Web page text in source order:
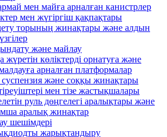
мен майға арналған канистрлер
мен жүгіргіш қақпақтары
торының жинақтары және алдын
және майлау
жүретін көліктерді орнатуға және
арналған платформалар
және соққы жинақтары
мен тізе жастықшалары
руль дөңгелегі аралықтары және
аралық жинақтар
шешімдері
жарықтандыру